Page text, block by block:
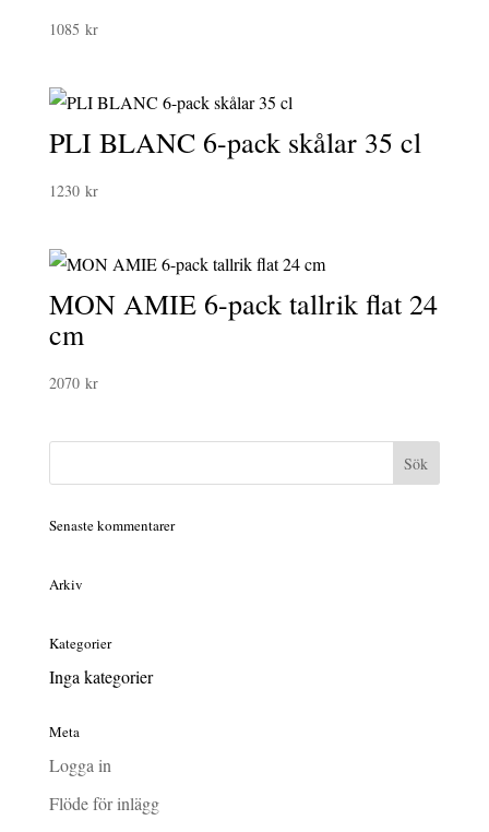
1085 kr
PLI BLANC 6-pack skålar 35 cl
1230 kr
MON AMIE 6-pack tallrik flat 24
cm
2070 kr
Senaste kommentarer
Arkiv
Kategorier
Inga kategorier
Meta
Logga in
Flöde för inlägg